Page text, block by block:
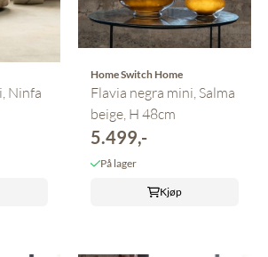
Ninfa
Home Switch Home
Flavia negra mini, Salma
beige, H 48cm
5.499,-
På lager
Kjøp